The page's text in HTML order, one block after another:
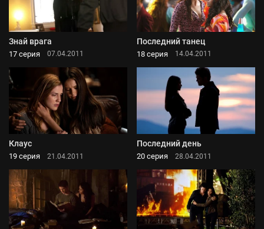
Знай врага
17 серия 07.04.2011
Последний танец
18 серия 14.04.2011
Клаус
19 серия 21.04.2011
Последний день
20 серия 28.04.2011